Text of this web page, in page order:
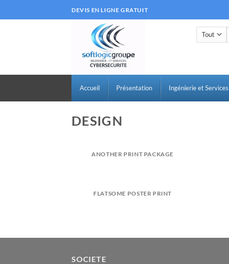
au
DEVIS EN LIGNE GRATUIT
Accueil Présentation Ingénierie et Services
DESIGN
ANOTHER PRINT PACKAGE
FLATSOME POSTER PRINT
SOCIETE